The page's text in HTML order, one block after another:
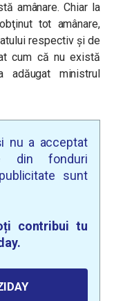
amânare. Chiar la
tot amânare,
respectiv şi de
cum că nu există
adăugat ministrul
nu a acceptat
din fonduri
sunt
contribui tu